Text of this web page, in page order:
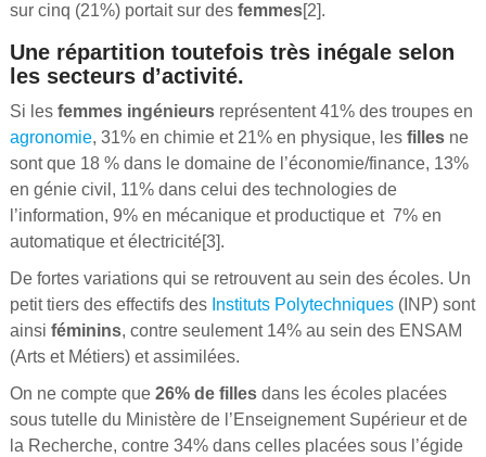
sur cinq (21%) portait sur des femmes[2].
Une répartition toutefois très inégale selon
les secteurs d’activité.
Si les femmes ingénieursreprésentent 41% des troupes en
agronomie, 31% en chimie et 21% en physique, les fillesne
sont que 18 % dans le domaine de l’économie/finance, 13%
en génie civil, 11% dans celui des technologies de
l’information, 9% en mécanique et productique et 7% en
automatique et électricité[3].
De fortes variations qui se retrouvent au sein des écoles. Un
petit tiers des effectifs des Instituts Polytechniques(INP) sont
ainsi féminins, contre seulement 14% au sein des ENSAM
(Arts et Métiers) et assimilées.
On ne compte que 26% de fillesdans les écoles placées
sous tutelle du Ministère de l’Enseignement Supérieur et de
la Recherche, contre 34% dans celles placées sous l’égide